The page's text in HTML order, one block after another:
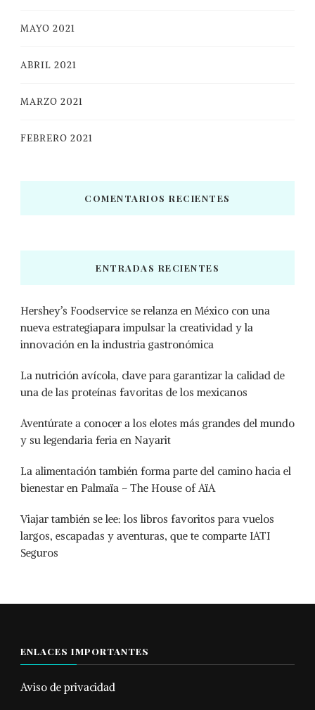
MAYO 2021
ABRIL 2021
MARZO 2021
FEBRERO 2021
COMENTARIOS RECIENTES
ENTRADAS RECIENTES
Hershey’s Foodservice se relanza en México con una
nueva estrategiapara impulsar la creatividad y la
innovación en la industria gastronómica
La nutrición avícola, clave para garantizar la calidad de
una de las proteínas favoritas de los mexicanos
Aventúrate a conocer a los elotes más grandes del mundo
y su legendaria feria en Nayarit
La alimentación también forma parte del camino hacia el
bienestar en Palmaïa – The House of AïA
Viajar también se lee: los libros favoritos para vuelos
largos, escapadas y aventuras, que te comparte IATI
Seguros
ENLACES IMPORTANTES
Aviso de privacidad